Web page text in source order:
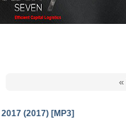
«
(2017) [MP3]